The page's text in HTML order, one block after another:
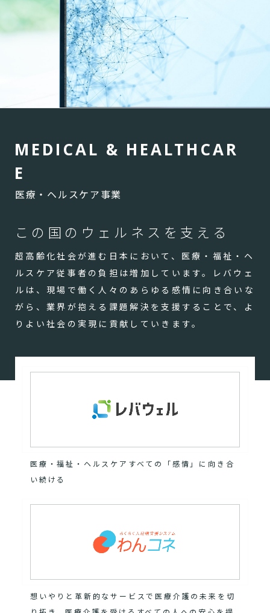
M EDI CAL & H EALTH CAR
E
医療・ヘルスケア事業
この国のウェルネスを支える
超高齢化社会が進む日本において、医療・福祉・ヘ
ルスケア従事者の負担は増加しています。レバウェ
ルは、現場で働く人々のあらゆる感情に向き合いな
がら、業界が抱える課題解決を支援することで、よ
りよい社会の実現に貢献していきます。
医療・福祉・ヘルスケアすべての「感情」に向き合
い続ける
想いやりと革新的なサービスで医療介護の未来を切